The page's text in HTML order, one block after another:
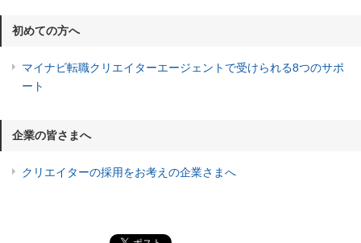
初めての方へ
マイナビ転職クリエイターエージェントで受けられる8つのサポ
ート
企業の皆さまへ
クリエイターの採用をお考えの企業さまへ